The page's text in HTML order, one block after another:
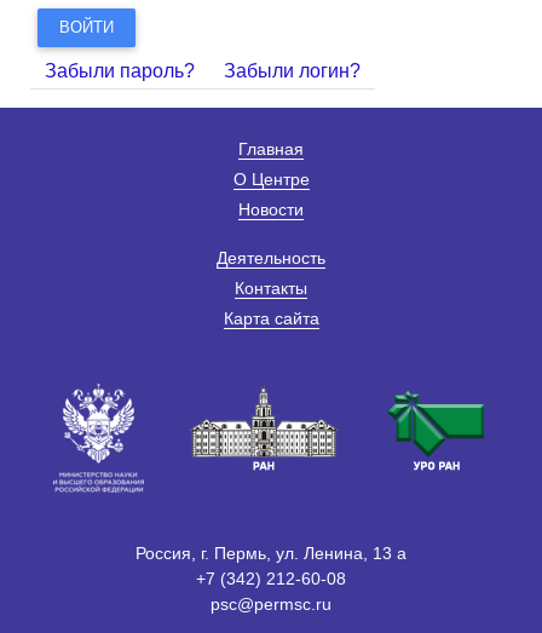
ВОЙТИ
Забыли пароль? Забыли логин?
Главная
О Центре
Новости
Деятельность
Контакты
Карта сайта
Россия, г. Пермь, ул. Ленина, 13 а
+7 (342) 212-60-08
psc@permsc.ru